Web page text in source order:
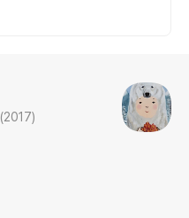
Eva Armisén Cold on the outside (2017)